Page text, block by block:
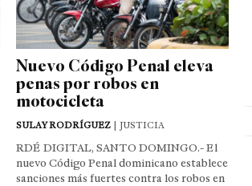
Nuevo Código Penal eleva
penas por robos en
motocicleta
SULAY RODRÍGUEZ | JUSTICIA
RDÉ DIGITAL, SANTO DOMINGO.- El
nuevo Código Penal dominicano establece
sanciones más fuertes contra los robos en